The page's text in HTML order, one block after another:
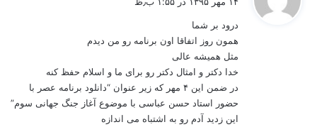
:
درود بر شما
همون روز اتفاقا اون برنامه رو من دیدم
مثل همیشه عالی
خدا دکتر و امثال دکتر رو برای ما و اسلام حفظ کنه
در ضمن این ۴ مهر که زیر عنوان “دانلود برنامه عصر با
حضور استاد حسن عباسی با موضوع آغاز جنگ جهانی سوم”
این زدید آدم رو به اشتباه می اندازه